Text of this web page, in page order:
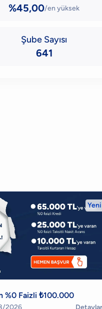
%45,00/en yüksek
Şube Sayısı
641
%0 Faizli ₺100.000
2026